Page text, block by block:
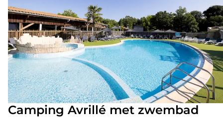
Camping Avrillé met zwembad